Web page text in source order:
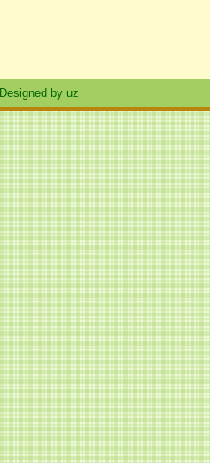
Designed by uz